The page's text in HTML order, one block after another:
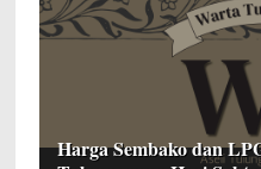
Harga Sembako dan